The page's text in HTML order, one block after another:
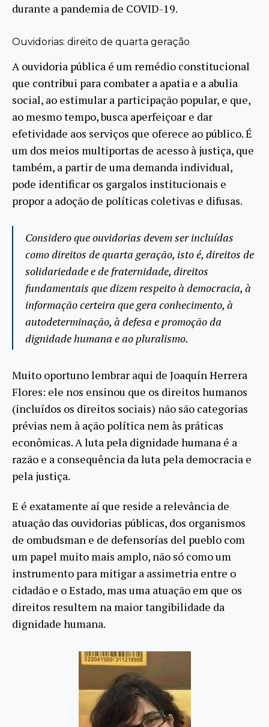
durante a pandemia de COVID-19.
Ouvidorias: direito de quarta geração
A ouvidoria pública é um remédio constitucional
que contribui para combater a apatia e a abulia
social, ao estimular a participação popular, e que,
ao mesmo tempo, busca aperfeiçoar e dar
efetividade aos serviços que oferece ao público. É
um dos meios multiportas de acesso à justiça, que
também, a partir de uma demanda individual,
pode identificar os gargalos institucionais e
propor a adoção de políticas coletivas e difusas.
Considero que ouvidorias devem ser incluídas
como direitos de quarta geração, isto é, direitos de
solidariedade e de fraternidade, direitos
fundamentais que dizem respeito à democracia, à
informação certeira que gera conhecimento, à
autodeterminação, à defesa e promoção da
dignidade humana e ao pluralismo.
Muito oportuno lembrar aqui de Joaquín Herrera
Flores: ele nos ensinou que os direitos humanos
(incluídos os direitos sociais) não são categorias
prévias nem à ação política nem às práticas
econômicas. A luta pela dignidade humana é a
razão e a consequência da luta pela democracia e
pela justiça.
E é exatamente aí que reside a relevância de
atuação das ouvidorias públicas, dos organismos
de ombudsman e de defensorías del pueblo com
um papel muito mais amplo, não só como um
instrumento para mitigar a assimetria entre o
cidadão e o Estado, mas uma atuação em que os
direitos resultem na maior tangibilidade da
dignidade humana.